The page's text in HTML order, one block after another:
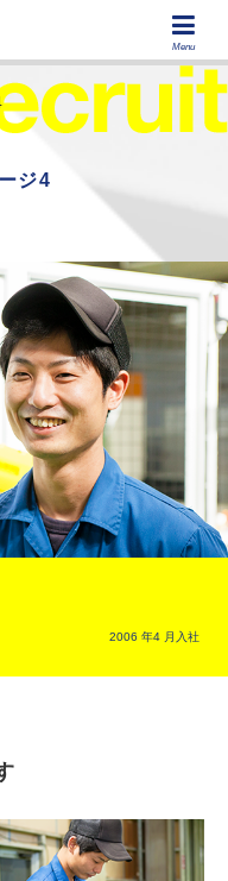
Menu
ジ4
2006 年4 月入社